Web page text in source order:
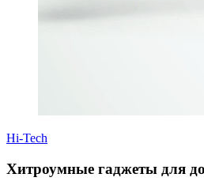
Hi-Tech
Хитроумные гаджеты для